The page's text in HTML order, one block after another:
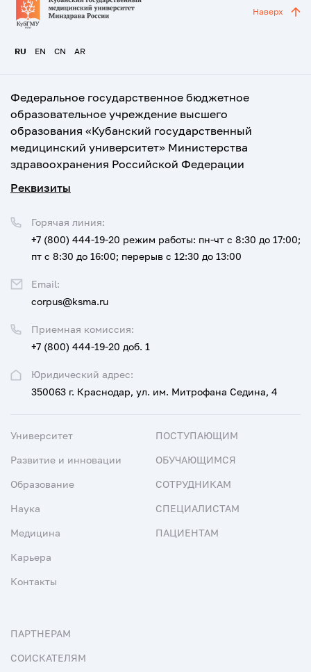
RU EN CN AR
Наверх
Федеральное государственное бюджетное
образовательное учреждение высшего
образования «Кубанский государственный
медицинский университет» Министерства
здравоохранения Российской Федерации
Реквизиты
Юридический адрес:
350063 г. Краснодар, ул. им. Митрофана Седина, 4
Приемная комиссия:
+7 (800) 444-19-20 доб. 1
Горячая линия:
+7 (800) 444-19-20 режим работы: пн-чт с 8:30 до 17:00;
пт с 8:30 до 16:00; перерыв с 12:30 до 13:00
Email:
corpus@ksma.ru
Университет
Развитие и инновации
Образование
Наука
Медицина
Карьера
Контакты
ПОСТУПАЮЩИМ
ОБУЧАЮЩИМСЯ
СОТРУДНИКАМ
СПЕЦИАЛИСТАМ
ПАЦИЕНТАМ
ПАРТНЕРАМ
СОИСКАТЕЛЯМ